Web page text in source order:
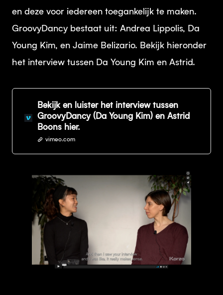
en deze voor iedereen toegankelijk te maken.
GroovyDancy bestaat uit: Andrea Lippolis, Da
Young Kim, en Jaime Belizario. Bekijk hieronder
het interview tussen Da Young Kim en Astrid.
Bekijk en luister het interview tussen
GroovyDancy (Da Young Kim) en Astrid
Boons hier.
vimeo.com
PNG